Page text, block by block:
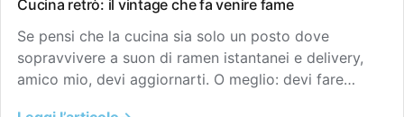
Cucina retrò: il vintage che fa venire fame
Se pensi che la cucina sia solo un posto dove
sopravvivere a suon di ramen istantanei e delivery,
amico mio, devi aggiornarti. O meglio: devi fare…